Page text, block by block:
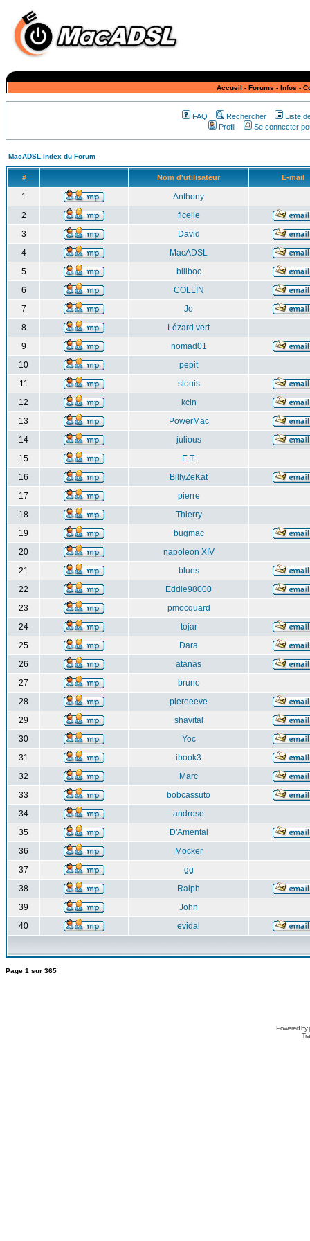
Accueil - Forums - Infos -
FAQ Rechercher
Liste
Profil
Se connecter
MacADSL Index du Forum
# Nom d'utilisateur E-mail
1
Anthony
2
ficelle
3
David
4
MacADSL
5
billboc
6
COLLIN
7
Jo
8
Lézard vert
9
nomad01
10
pepit
11
slouis
12
kcin
13
PowerMac
14
julious
15
E.T.
16
BillyZeKat
17
pierre
18
Thierry
19
bugmac
20
napoleon XIV
21
blues
22
Eddie98000
23
pmocquard
24
tojar
25
Dara
26
atanas
27
bruno
28
piereeeve
29
shavital
30
Yoc
31
ibook3
32
Marc
33
bobcassuto
34
androse
35
D'Amental
36
Mocker
37
gg
38
Ralph
39
John
40
evidal
Page 1 sur 365
Powered by